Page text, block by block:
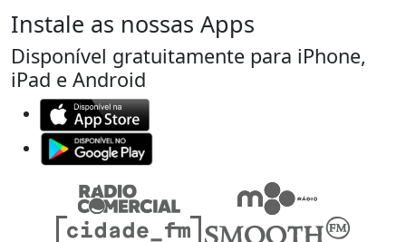
Instale as nossas Apps
Disponível gratuitamente para iPhone,
iPad e Android